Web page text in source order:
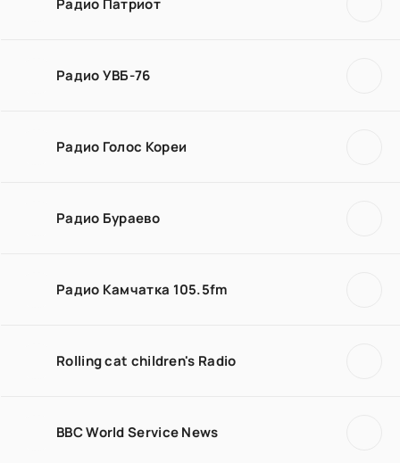
Радио УВБ-76
Радио Голос Кореи
Радио Бураево
Радио Камчатка 105.5fm
Rolling cat children's Radio
BBC World Service News